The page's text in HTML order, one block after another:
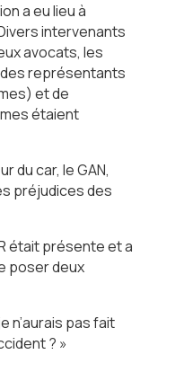
a eu lieu à
intervenants
avocats, les
représentants
et de
étaient
du car, le GAN,
préjudices des
était présente et a
poser deux
n’aurais pas fait
? »